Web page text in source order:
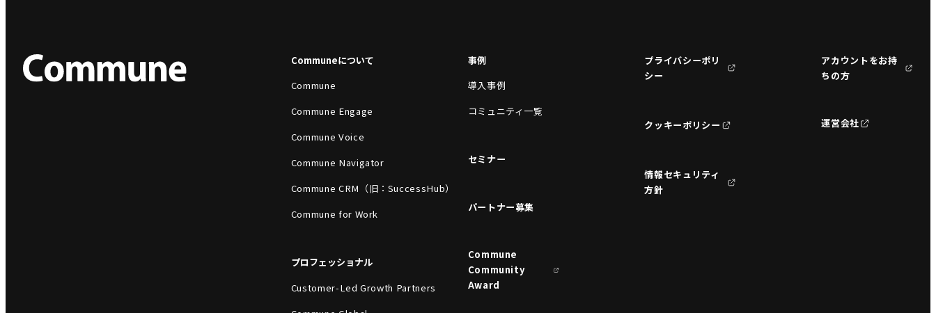
Communeについて
Commune
Commune Engage
Commune Voice
Commune Navigator
Commune CRM（旧：SuccessHub）
Commune for Work
プロフェッショナル
Customer-Led Growth Partners
事例
導入事例
コミュニティ一覧
セミナー
パートナー募集
Commune
Community
Award
プライバシーポリ
シー
クッキーポリシー
情報セキュリティ
方針
アカウントをお持
ちの方
運営会社